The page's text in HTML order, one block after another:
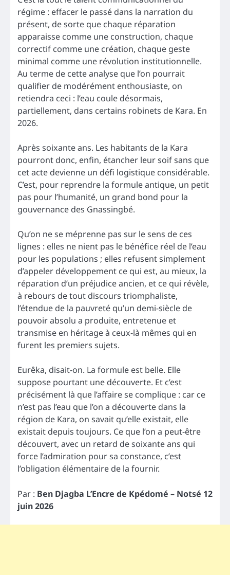
régime : effacer le passé dans la narration du
présent, de sorte que chaque réparation
apparaisse comme une construction, chaque
correctif comme une création, chaque geste
minimal comme une révolution institutionnelle.
Au terme de cette analyse que l’on pourrait
qualifier de modérément enthousiaste, on
retiendra ceci : l’eau coule désormais,
partiellement, dans certains robinets de Kara. En
2026.
Après soixante ans. Les habitants de la Kara
pourront donc, enfin, étancher leur soif sans que
cet acte devienne un défi logistique considérable.
C’est, pour reprendre la formule antique, un petit
pas pour l’humanité, un grand bond pour la
gouvernance des Gnassingbé.
Qu’on ne se méprenne pas sur le sens de ces
lignes : elles ne nient pas le bénéfice réel de l’eau
pour les populations ; elles refusent simplement
d’appeler développement ce qui est, au mieux, la
réparation d’un préjudice ancien, et ce qui révèle,
à rebours de tout discours triomphaliste,
l’étendue de la pauvreté qu’un demi-siècle de
pouvoir absolu a produite, entretenue et
transmise en héritage à ceux-là mêmes qui en
furent les premiers sujets.
Eurêka, disait-on. La formule est belle. Elle
suppose pourtant une découverte. Et c’est
précisément là que l’affaire se complique : car ce
n’est pas l’eau que l’on a découverte dans la
région de Kara, on savait qu’elle existait, elle
existait depuis toujours. Ce que l’on a peut-être
découvert, avec un retard de soixante ans qui
force l’admiration pour sa constance, c’est
l’obligation élémentaire de la fournir.
Par : Ben Djagba L’Encre de Kpédomé – Notsé 12
juin 2026